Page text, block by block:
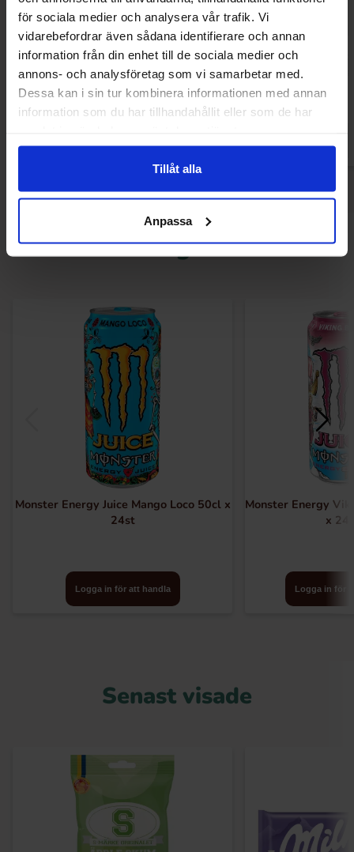
för sociala medier och analysera vår trafik. Vi
vidarebefordrar även sådana identifierare och annan
information från din enhet till de sociala medier och
annons- och analysföretag som vi samarbetar med.
Dessa kan i sin tur kombinera informationen med annan
information som du har tillhandahållit eller som de har
Tillåt alla
Anpassa
Milka Alpine Milk 80g x 27st
Terrys Mint
Andra gillade
Monster Energy Juice Mango Loco 50cl x
24st
Logga in för att handla
Monster Energy
x
Logga in för
Senast visade